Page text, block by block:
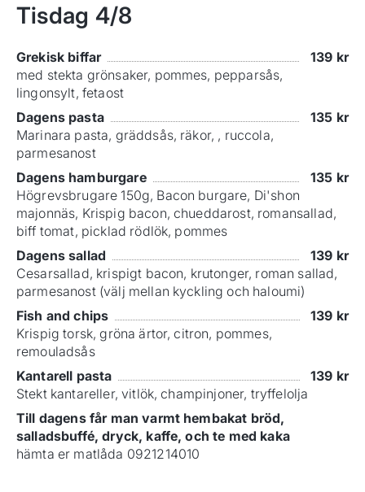
Tisdag 4/8
Grekisk biffar 139 kr
med stekta grönsaker, pommes, pepparsås,
lingonsylt, fetaost
Dagens pasta
135 kr
Marinara pasta, gräddsås, räkor, , ruccola,
parmesanost
Dagens hamburgare
135 kr
Högrevsbrugare 150g, Bacon burgare, Di'shon
majonnäs, Krispig bacon, chueddarost, romansallad,
biff tomat, picklad rödlök, pommes
Dagens sallad
139 kr
Cesarsallad, krispigt bacon, krutonger, roman sallad,
parmesanost (välj mellan kyckling och haloumi)
Fish and chips
139 kr
Krispig torsk, gröna ärtor, citron, pommes,
remouladsås
Kantarell pasta
139 kr
Stekt kantareller, vitlök, champinjoner, tryffelolja
Till dagens får man varmt hembakat bröd,
salladsbuffé, dryck, kaffe, och te med kaka
hämta er matlåda 0921214010